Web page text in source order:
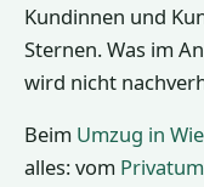
Kundinnen und
Sternen. Was im
wird nicht
Beim Umzug in
alles: vom